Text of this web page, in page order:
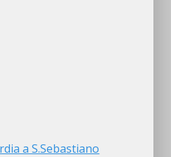
a S.Sebastiano